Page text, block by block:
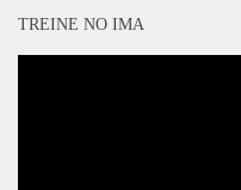
TREINE NO IMA